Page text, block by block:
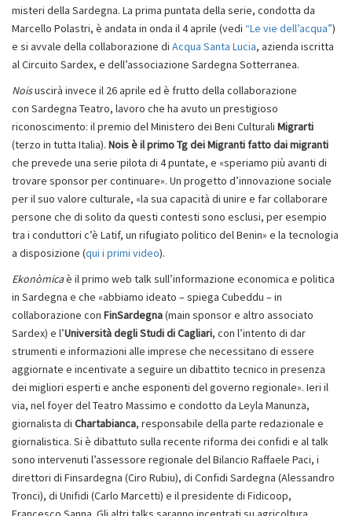
misteri della Sardegna. La prima puntata della serie, condotta da
Marcello Polastri, è andata in onda il 4 aprile (vedi “Le vie dell’acqua”)
e si avvale della collaborazione di Acqua Santa Lucia, azienda iscritta
al Circuito Sardex, e dell’associazione Sardegna Sotterranea.
Noisuscirà invece il 26 aprile ed è frutto della collaborazione
con Sardegna Teatro, lavoro che ha avuto un prestigioso
riconoscimento: il premio del Ministero dei Beni Culturali Migrarti
(terzo in tutta Italia). Nois è il primo Tg dei Migranti fatto dai migranti
che prevede una serie pilota di 4 puntate, e «speriamo più avanti di
trovare sponsor per continuare». Un progetto d’innovazione sociale
per il suo valore culturale, «la sua capacità di unire e far collaborare
persone che di solito da questi contesti sono esclusi, per esempio
tra i conduttori c’è Latif, un rifugiato politico del Benin» e la tecnologia
a disposizione (qui i primi video).
Ekonòmicaè il primo web talk sull’informazione economica e politica
in Sardegna e che «abbiamo ideato – spiega Cubeddu – in
collaborazione con FinSardegna(main sponsor e altro associato
Sardex) e l’Università degli Studi di Cagliari, con l’intento di dar
strumenti e informazioni alle imprese che necessitano di essere
aggiornate e incentivate a seguire un dibattito tecnico in presenza
dei migliori esperti e anche esponenti del governo regionale». Ieri il
via, nel foyer del Teatro Massimo e condotto da Leyla Manunza,
giornalista di Chartabianca, responsabile della parte redazionale e
giornalistica. Si è dibattuto sulla recente riforma dei confidi e al talk
sono intervenuti l’assessore regionale del Bilancio Raffaele Paci, i
direttori di Finsardegna (Ciro Rubiu), di Confidi Sardegna (Alessandro
Tronci), di Unifidi (Carlo Marcetti) e il presidente di Fidicoop,